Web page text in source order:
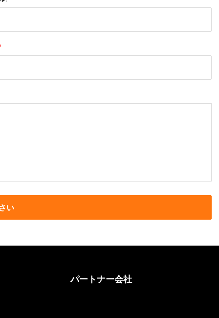
い
パートナー会社